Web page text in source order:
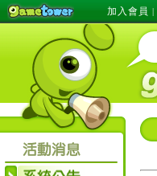
加入會員 |